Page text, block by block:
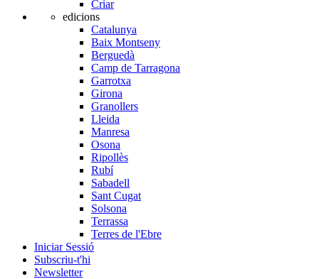
Criar
edicions
Catalunya
Baix Montseny
Berguedà
Camp de Tarragona
Garrotxa
Girona
Granollers
Lleida
Manresa
Osona
Ripollès
Rubí
Sabadell
Sant Cugat
Solsona
Terrassa
Terres de l'Ebre
Iniciar Sessió
Subscriu-t'hi
Newsletter